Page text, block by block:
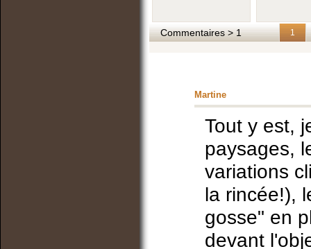
Commentaires > 1 1
Martine
Tout y est,
paysages,
variations
la rincée!),
gosse" en
devant